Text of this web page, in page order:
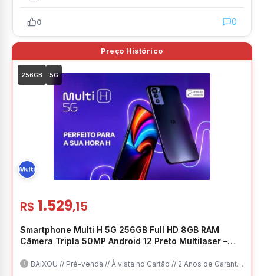
0 0
256GB 5G
R$ 1.529,15
Smartphone Multi H 5G 256GB Full HD 8GB RAM
Câmera Tripla 50MP Android 12 Preto Multilaser –
BAIXOU // Pré-venda // À vista no Cartão // 2 Anos de Garantia